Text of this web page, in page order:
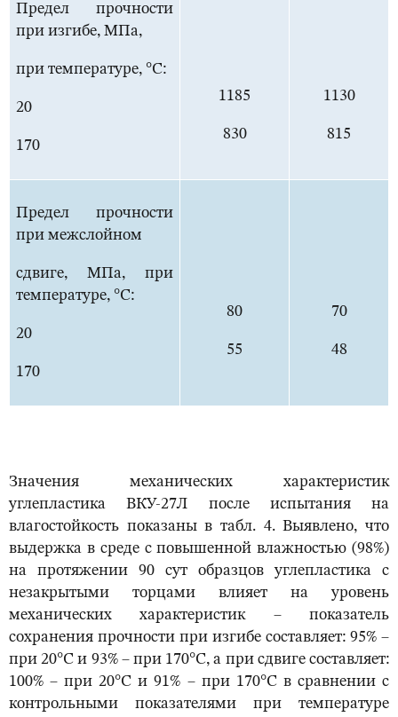
Предел прочности
при изгибе, МПа,
при температуре, °С:
20
170
1185
830
1130
815
Предел прочности
при межслойном
сдвиге, МПа, при
температуре, °С:
20
170
80
55
70
48
Значения механических характеристик
углепластика ВКУ-27Л после испытания на
влагостойкость показаны в табл. 4. Выявлено, что
выдержка в среде с повышенной влажностью (98%)
на протяжении 90 сут образцов углепластика с
незакрытыми торцами влияет на уровень
механических характеристик – показатель
сохранения прочности при изгибе составляет: 95% –
при 20°С и 93% – при 170°С, а при сдвиге составляет:
100% – при 20°С и 91% – при 170°С в сравнении с
контрольными показателями при температуре